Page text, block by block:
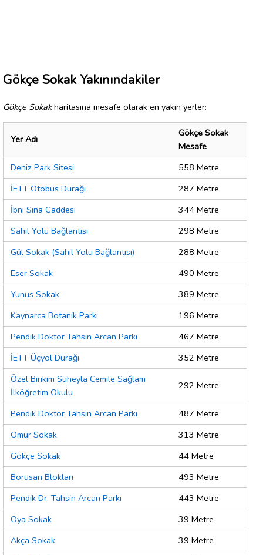
Gökçe Sokak Yakınındakiler
Gökçe Sokakharitasına mesafe olarak en yakın yerler:
Yer Adı
Gökçe Sokak
Mesafe
Deniz Park Sitesi
558 Metre
İETT Otobüs Durağı
287 Metre
İbni Sina Caddesi
344 Metre
Sahil Yolu Bağlantısı
298 Metre
Gül Sokak (Sahil Yolu Bağlantısı)
288 Metre
Eser Sokak
490 Metre
Yunus Sokak
389 Metre
Kaynarca Botanik Parkı
196 Metre
Pendik Doktor Tahsin Arcan Parkı
467 Metre
İETT Üçyol Durağı
352 Metre
Özel Birikim Süheyla Cemile Sağlam
İlköğretim Okulu
292 Metre
Pendik Doktor Tahsin Arcan Parkı
487 Metre
Ömür Sokak
313 Metre
Gökçe Sokak
44 Metre
Borusan Blokları
493 Metre
Pendik Dr. Tahsin Arcan Parkı
443 Metre
Oya Sokak
39 Metre
Akça Sokak
39 Metre